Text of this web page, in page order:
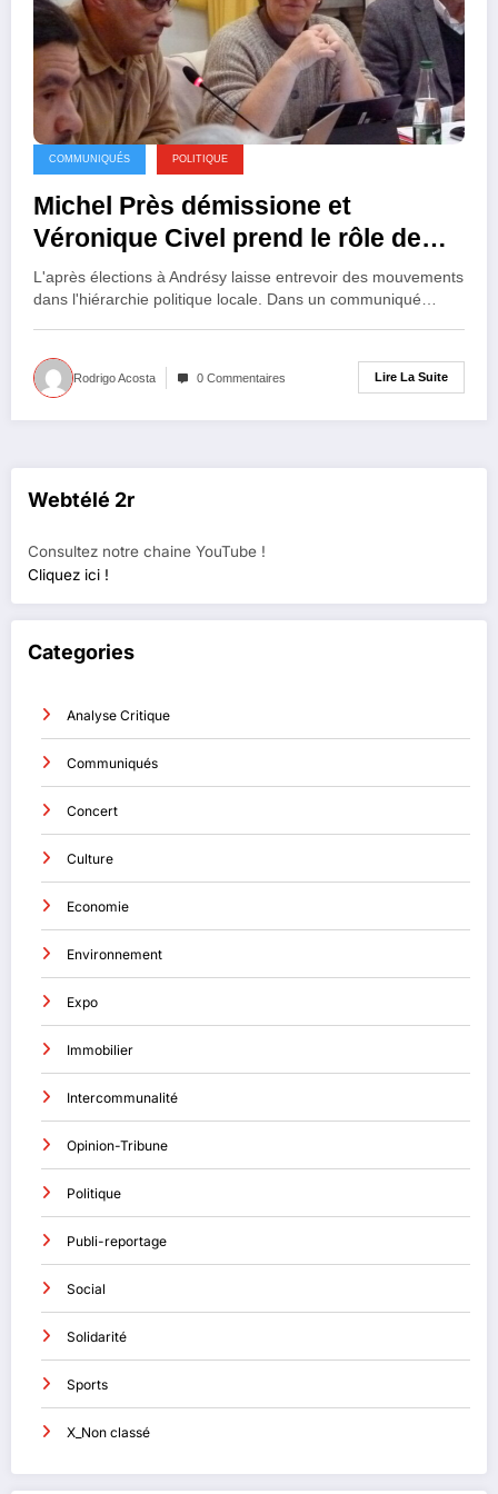
COMMUNIQUÉS POLITIQUE
Michel Près démissione et
Véronique Civel prend le rôle de
chef de l’opposition à Andrésy
L'après élections à Andrésy laisse entrevoir des mouvements
dans l'hiérarchie politique locale. Dans un communiqué…
Rodrigo Acosta 0 Commentaires Lire La Suite
Webtélé 2r
Consultez notre chaine YouTube !
Cliquez ici !
Categories
Analyse Critique
Communiqués
Concert
Culture
Economie
Environnement
Expo
Immobilier
Intercommunalité
Opinion-Tribune
Politique
Publi-reportage
Social
Solidarité
Sports
X_Non classé